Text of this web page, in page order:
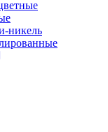
никель